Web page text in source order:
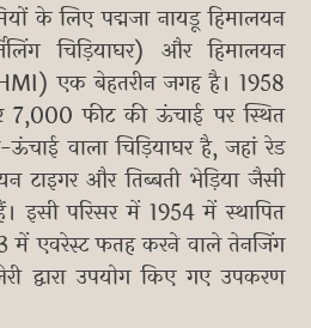
के लिए पद्मजा नायडू हिमालयन
चिड़ियाघर) और हिमालयन
एक बेहतरीन जगह है। 1958
7,000 फीट की ऊंचाई पर स्थित
वाला चिड़ियाघर है, जहां रेड
टाइगर और तिब्बती भेड़िया जैसी
हैं। इसी परिसर में 1954 में स्थापित
में एवरेस्ट फतह करने वाले तेनजिंग
द्वारा उपयोग किए गए उपकरण